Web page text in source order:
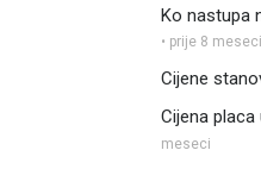
Ko nastupa
• prije 8 meseci
Cijene
Cijena placa
meseci